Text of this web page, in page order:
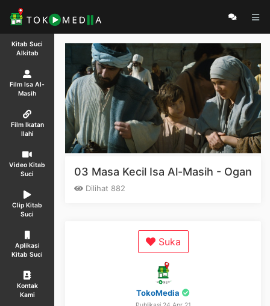
Kitab Suci
Alkitab
Film Isa Al-
Masih
Film Ikatan
Ilahi
Video Kitab
Suci
Clip Kitab
Suci
Aplikasi
Kitab Suci
Kontak
Kami
03 Masa Kecil Isa Al-Masih - Ogan
Dilihat 882
Suka
TokoMedia